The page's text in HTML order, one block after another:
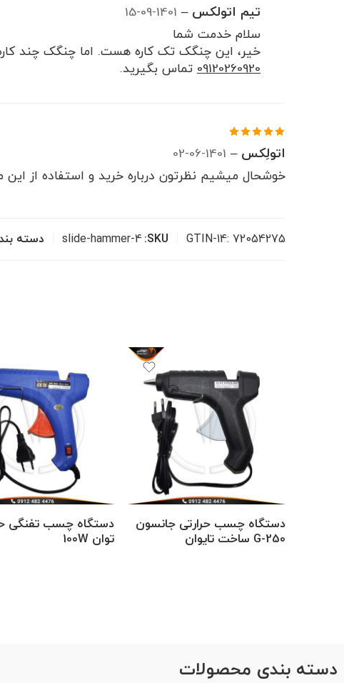
تیم اتولکس–
1401-09-15
سلام خدمت شما
خیر، این چنگک تک کاره هست. اما چنگک چند
09120260920 تماس بگیرید.
نمره5از
5
اتولِکس–
1401-06-02
خوشحال میشیم نظرتون درباره خرید و استفاده از این
GTIN-14: 72054275
SKU:
slide-hammer-4 دسته
دستگاه چسب حرارتی جانسون
G-250 ساخت تایوان
دستگاه چسب تفنگی
توان 100W
دسته بندی محصولات